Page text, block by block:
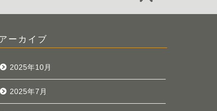
ーカイブ
2025年10月
2025年7月